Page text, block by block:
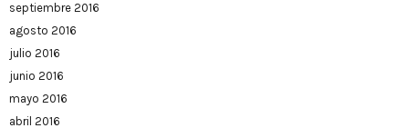
septiembre 2016
agosto 2016
julio 2016
junio 2016
mayo 2016
abril 2016